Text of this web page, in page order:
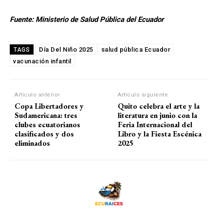
Fuente: Ministerio de Salud Pública del Ecuador
TAGS Día Del Niño 2025
salud pública Ecuador
vacunación infantil
Artículo anterior
Copa Libertadores y
Sudamericana: tres
clubes ecuatorianos
clasificados y dos
eliminados
Artículo siguiente
Quito celebra el arte y la
literatura en junio con la
Feria Internacional del
Libro y la Fiesta Escénica
2025